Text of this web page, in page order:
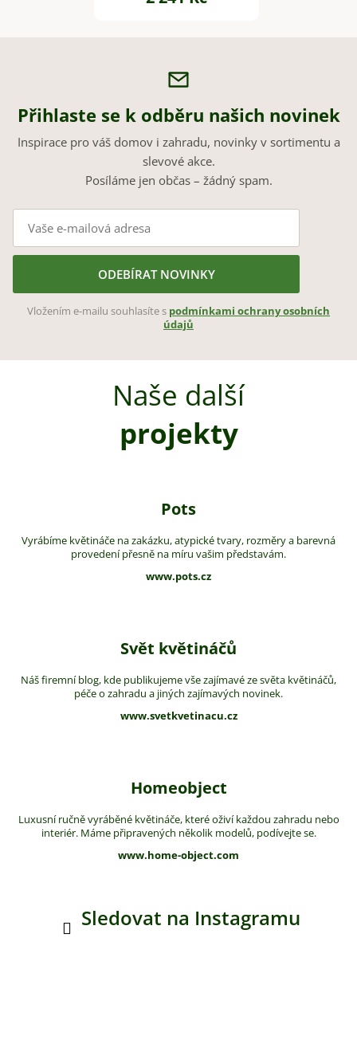
Přihlaste se k odběru našich novinek
Inspirace pro váš domov i zahradu, novinky v sortimentu a
slevové akce.
Posíláme jen občas – žádný spam.
ODEBÍRAT NOVINKY
Vložením e-mailu souhlasíte s podmínkami ochrany osobních
údajů
Naše další
projekty
Pots
Vyrábíme květináče na zakázku, atypické tvary, rozměry a barevná
provedení přesně na míru vašim představám.
www.pots.cz
Svět květináčů
Náš firemní blog, kde publikujeme vše zajímavé ze světa květináčů,
péče o zahradu a jiných zajímavých novinek.
www.svetkvetinacu.cz
Homeobject
Luxusní ručně vyráběné květináče, které oživí každou zahradu nebo
interiér. Máme připravených několik modelů, podívejte se.
www.home-object.com
Sledovat na Instagramu